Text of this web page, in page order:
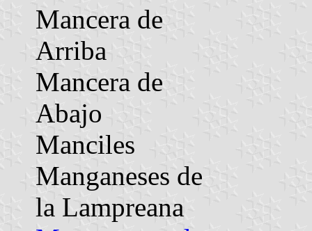
Mancera de
Arriba
Mancera de
Abajo
Manciles
Manganeses de
la Lampreana